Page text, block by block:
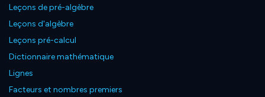
Leçons de pré-algèbre
Leçons d'algèbre
Leçons pré-calcul
Dictionnaire mathématique
Lignes
Facteurs et nombres premiers